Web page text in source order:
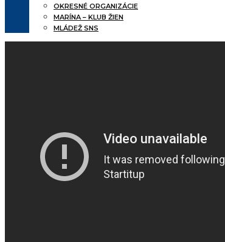
OKRESNÉ ORGANIZÁCIE
MARÍNA – KLUB ŽIEN
MLÁDEŽ SNS